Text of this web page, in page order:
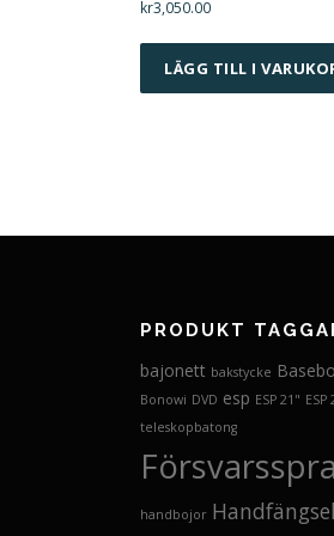
kr3,050.00
LÄGG TILL I
PRODUKT
bajonett bakstycke
Bonowi DVD esp ESP 21" ESP
teleskopbatong
handbojor Handfängsel